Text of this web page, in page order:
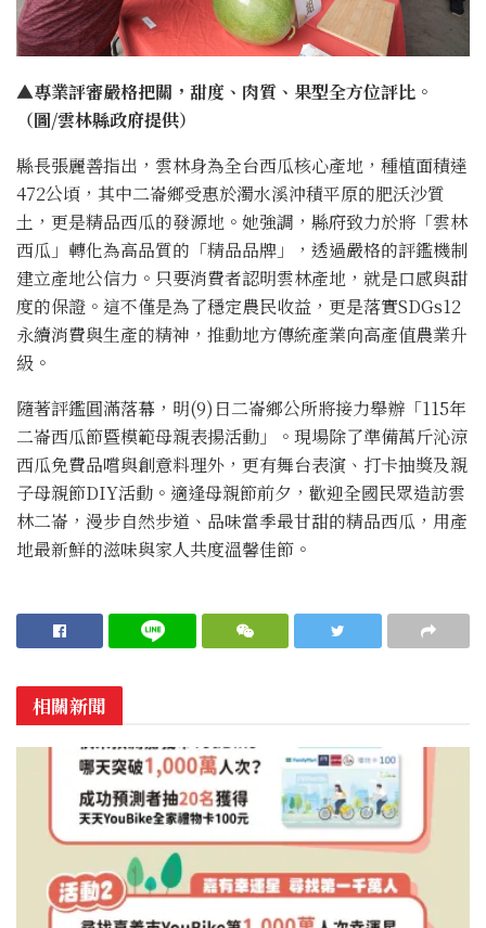
▲專業評審嚴格把關，甜度、肉質、果型全方位評比。
（圖/雲林縣政府提供）
縣長張麗善指出，雲林身為全台西瓜核心產地，種植面積達
472公頃，其中二崙鄉受惠於濁水溪沖積平原的肥沃沙質
土，更是精品西瓜的發源地。她強調，縣府致力於將「雲林
西瓜」轉化為高品質的「精品品牌」，透過嚴格的評鑑機制
建立產地公信力。只要消費者認明雲林產地，就是口感與甜
度的保證。這不僅是為了穩定農民收益，更是落實SDGs12
永續消費與生產的精神，推動地方傳統產業向高產值農業升
級。
隨著評鑑圓滿落幕，明(9)日二崙鄉公所將接力舉辦「115年
二崙西瓜節暨模範母親表揚活動」。現場除了準備萬斤沁涼
西瓜免費品嚐與創意料理外，更有舞台表演、打卡抽獎及親
子母親節DIY活動。適逢母親節前夕，歡迎全國民眾造訪雲
林二崙，漫步自然步道、品味當季最甘甜的精品西瓜，用產
地最新鮮的滋味與家人共度溫馨佳節。
相關新聞